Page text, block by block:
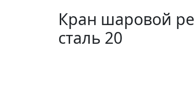
Кран шаровой
сталь 20